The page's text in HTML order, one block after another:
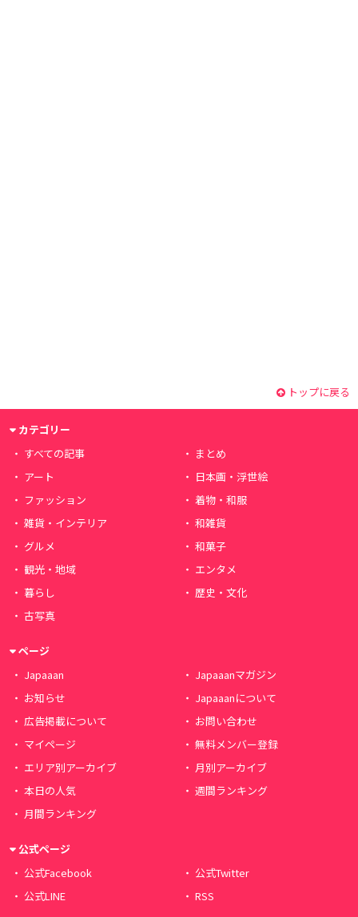
トップに戻る
カテゴリー
すべての記事
まとめ
アート
日本画・浮世絵
ファッション
着物・和服
雑貨・インテリア
和雑貨
グルメ
和菓子
観光・地域
エンタメ
暮らし
歴史・文化
古写真
ページ
Japaaan
Japaaanマガジン
お知らせ
Japaaanについて
広告掲載について
お問い合わせ
マイページ
無料メンバー登録
エリア別アーカイブ
月別アーカイブ
本日の人気
週間ランキング
月間ランキング
公式ページ
公式Facebook
公式Twitter
公式LINE
RSS